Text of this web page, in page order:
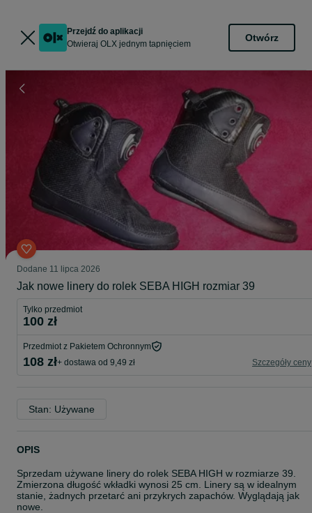
Przejdź do aplikacji
Otwieraj OLX jednym tapnięciem
Otwórz
Dodane 11 lipca 2026
Jak nowe linery do rolek SEBA HIGH rozmiar 39
Tylko przedmiot
100 zł
Przedmiot z Pakietem Ochronnym
108 zł+ dostawa od 9,49 zł Szczegóły ceny
Stan: Używane
OPIS
Sprzedam używane linery do rolek SEBA HIGH w rozmiarze 39.
Zmierzona długość wkładki wynosi 25 cm. Linery są w idealnym
stanie, żadnych przetarć ani przykrych zapachów. Wyglądają jak
nowe.